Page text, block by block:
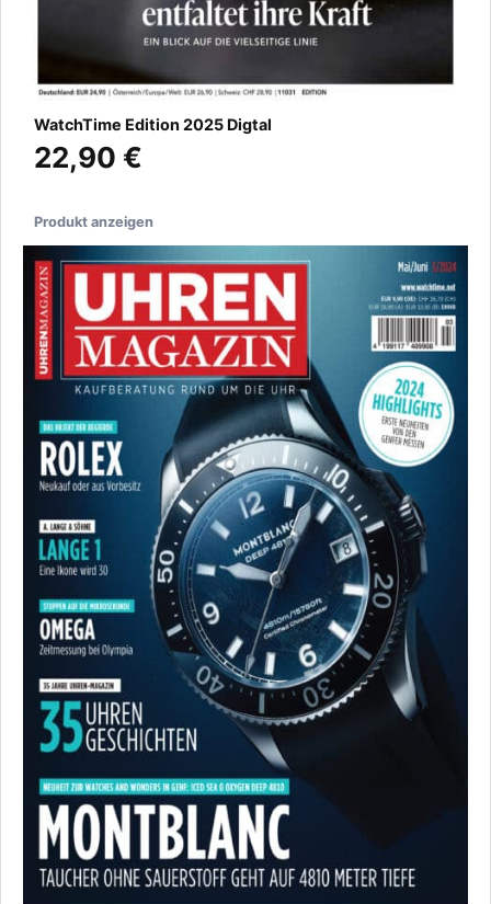
WatchTime Edition 2025 Digtal
22,90 €
Produkt anzeigen